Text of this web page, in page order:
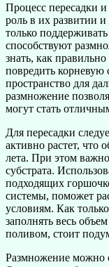
Процесс пересадки
роль в их развитии
только
способствуют
знать, как
повредить корневую
пространство для
размножение
могут стать
Для пересадки
активно растет, что
лета. При этом
субстрата.
подходящих
системы, поможет
условиям. Как
заполнять весь
поливом, стоит
Размножение можно